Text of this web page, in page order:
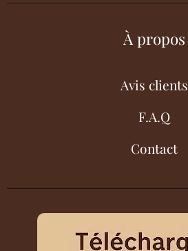
À propos
Avis clients
F.A.Q
Contact